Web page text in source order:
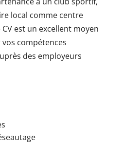
local comme centre
est un excellent moyen
compétences
des employeurs